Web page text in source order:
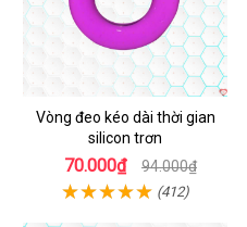
Vòng đeo kéo dài thời gian
silicon trơn
70.000₫ 94.000₫
(412)